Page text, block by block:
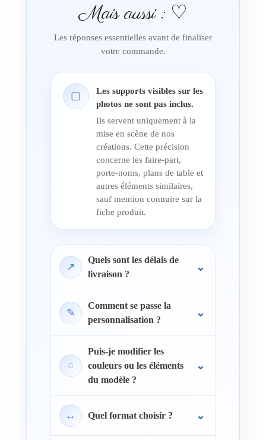
Mais aussi : ♡
Les réponses essentielles avant de finaliser
votre commande.
▢
Les supports visibles sur les
photos ne sont pas inclus.
Ils servent uniquement à la
mise en scène de nos
créations. Cette précision
concerne les faire-part,
porte-noms, plans de table et
autres éléments similaires,
sauf mention contraire sur la
fiche produit.
↗
Quels sont les délais de
livraison ?
✎
Comment se passe la
personnalisation ?
◌
Puis-je modifier les
couleurs ou les éléments
du modèle ?
↔ Quel format choisir ?